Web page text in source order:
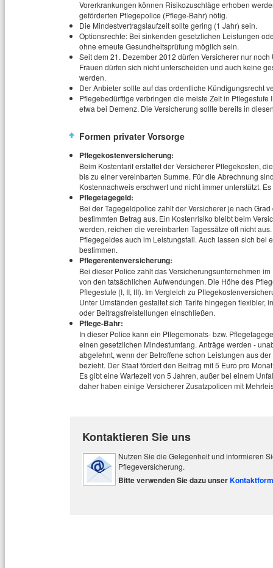
Vorerkrankungen können Risikozuschläge erhoben
geförderten Pflegepolice (Pflege-Bahr) nötig.
Die Mindestvertragslaufzeit sollte gering (1 Jahr) sein.
Optionsrechte: Bei sinkenden gesetzlichen Leistungen
ohne erneute Gesundheitsprüfung möglich sein.
Seit dem 21. Dezember 2012 dürfen Versicherer nur
Frauen dürfen sich nicht unterscheiden und auch keine
werden.
Der Anbieter sollte auf das ordentliche Kündigungsrecht
Pflegebedürftige verbringen die meiste Zeit in Pflegestufe
etwa bei Demenz. Die Versicherung sollte bereits in
Formen privater Vorsorge
Pflegekostenversicherung:
Beim Kostentarif erstattet der Versicherer Pflegekosten,
bis zu einer vereinbarten Summe. Für die Abrechnung
Kostennachweis erschwert und nicht immer unterstützt.
Pflegetagegeld:
Bei der Tagegeldpolice zahlt der Versicherer je nach
bestimmten Betrag aus. Ein Kostenrisiko bleibt beim
werden, reichen die vereinbarten Tagessätze oft nicht
Pflegegeldes auch im Leistungsfall. Auch lassen sich
bestimmen.
Pflegerentenversicherung:
Bei dieser Police zahlt das Versicherungsunternehmen
von den tatsächlichen Aufwendungen. Die Höhe des
Pflegestufe (I, II, III). Im Vergleich zu
Unter Umständen gestaltet sich Tarife hingegen
oder Beitragsfreistellungen einschließen.
Pflege-Bahr:
In dieser Police kann ein Pflegemonats- bzw.
einen gesetzlichen Mindestumfang. Anträge werden -
abgelehnt, wenn der Betroffene schon Leistungen aus
bezieht. Der Staat fördert den Beitrag mit 5 Euro pro
Es gibt eine Wartezeit von 5 Jahren, außer bei einem
daher haben einige Versicherer Zusatzpolicen mit
Kontaktieren Sie uns
Nutzen Sie die Gelegenheit und informieren
Pflegeversicherung.
Bitte verwenden Sie dazu unser